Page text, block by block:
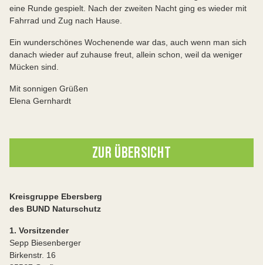
eine Runde gespielt. Nach der zweiten Nacht ging es wieder mit
Fahrrad und Zug nach Hause.
Ein wunderschönes Wochenende war das, auch wenn man sich
danach wieder auf zuhause freut, allein schon, weil da weniger
Mücken sind.
Mit sonnigen Grüßen
Elena Gernhardt
ZUR ÜBERSICHT
Kreisgruppe Ebersberg
des BUND Naturschutz
1. Vorsitzender
Sepp Biesenberger
Birkenstr. 16